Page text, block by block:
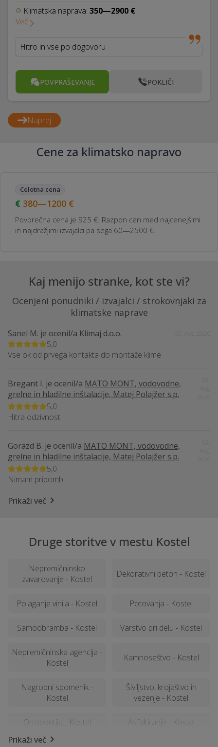
Klimatska naprava: 350—2900 €
Več
Hitro in vse po dogovoru
POVPRAŠEVANJE POKLIČI
Naprej
Cene za klimatsko napravo
Celotna cena
380—1200 €
Povprečna cena je 925 €. Razpon cen med najcenejšimi
in najdražjimi izvajalci pa sega 60—2500 €.
Kaj menijo stranke, kot ste vi?
Ocenjeni ponudniki / izvajalci / strokovnjaki za
klimatske naprave
Sanel M. je ocenil/a Klimaj d.o.o.
5,0
Vse ok od prvega kontakta do montaže klime
Bregant I. je ocenil/a MATO MONT, vodovodne,
grelne in hladilne inštalacije, Matej Polajžer s.p.
5,0
Hitra odzivnost
Gorazd B. je ocenil/a MATO MONT, vodovodne,
grelne in hladilne inštalacije, Matej Polajžer s.p.
5,0
Nimam pripomb.
Prikaži več
Druge storitve v mestu Kostel
Nepremičninsko
zavarovanje - Kostel
Dekorativni beton - Kostel
Polaganje vinila - Kostel Potovanja - Kostel
Samoobramba - Kostel Varstvo pri delu - Kostel
Nepremičninska agencija -
Kostel
Kamnoseštvo - Kostel
Nagrobni spomenik -
Kostel
Šiviljstvo, krojaštvo in
vezenje - Kostel
Ortodontija - Kostel Asfaltiranje - Kostel
Prikaži več